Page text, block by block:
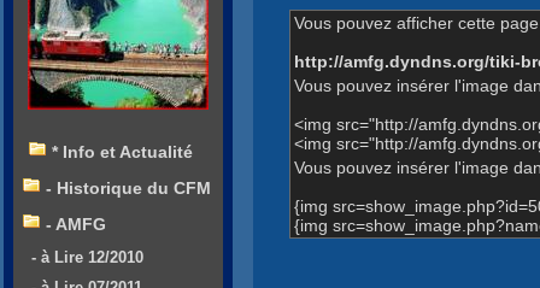
Vous pouvez afficher cette
http://amfg.dyndns.org/tiki-
Vous pouvez insérer l'image
<img src="http://
<img src="http://
Vous pouvez insérer l'image
{img
{img
* Info et Actualité
- Historique du CFM
- AMFG
- à Lire 12/2010